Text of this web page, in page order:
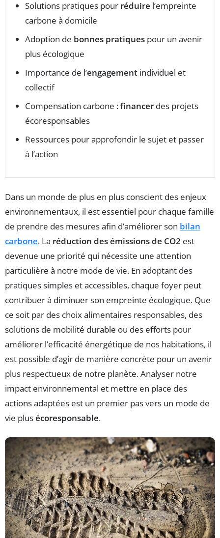
Solutions pratiques pour réduire l’empreinte
carbone à domicile
Adoption de bonnes pratiques pour un avenir
plus écologique
Importance de l’engagement individuel et
collectif
Compensation carbone :financer des projets
écoresponsables
Ressources pour approfondir le sujet et passer
à l’action
Dans un monde de plus en plus conscient des enjeux
environnementaux, il est essentiel pour chaque famille
de prendre des mesures afin d’améliorer son bilan
carbone. La réduction des émissions de CO2 est
devenue une priorité qui nécessite une attention
particulière à notre mode de vie. En adoptant des
pratiques simples et accessibles, chaque foyer peut
contribuer à diminuer son empreinte écologique. Que
ce soit par des choix alimentaires responsables, des
solutions de mobilité durable ou des efforts pour
améliorer l’efficacité énergétique de nos habitations, il
est possible d’agir de manière concrète pour un avenir
plus respectueux de notre planète. Analyser notre
impact environnemental et mettre en place des
actions adaptées est un premier pas vers un mode de
vie plusécoresponsable.